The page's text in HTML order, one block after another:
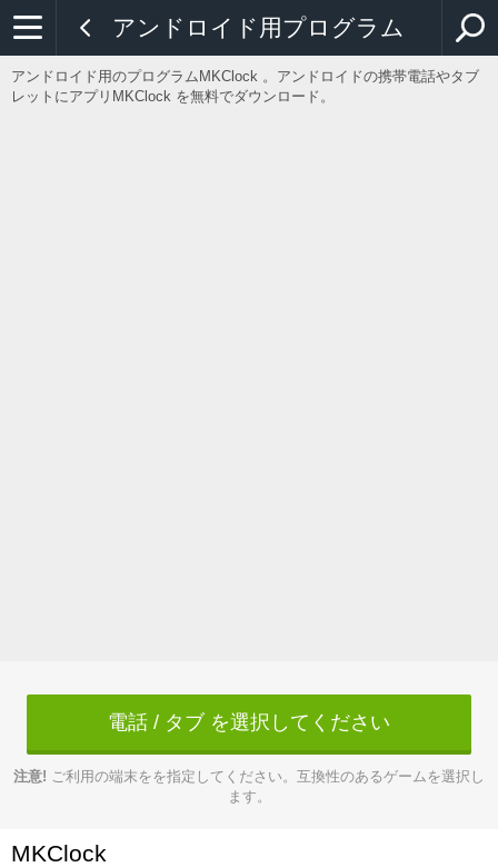
アンドロイド用プログラム
アンドロイド用のプログラムMKClock 。アンドロイドの携帯電話やタブ
レットにアプリMKClock を無料でダウンロード。
電話 / タブ を選択してください
注意! ご利用の端末をを指定してください。互換性のあるゲームを選択し
ます。
MKClock